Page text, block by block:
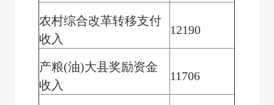
农村综合改革转移支付
收入
12190
产粮(油)大县奖励资金
收入
11706